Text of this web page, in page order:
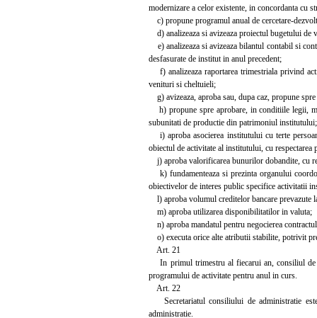
modernizare a celor existente, in concordanta cu
c) propune programul anual de cercetare-
d) analizeaza si avizeaza proiectul bugetului de
e) analizeaza si avizeaza bilantul contabil si
desfasurate de institut in anul precedent;
f) analizeaza raportarea trimestriala privind
venituri si cheltuieli;
g) avizeaza, aproba sau, dupa caz, propune
h) propune spre aprobare, in conditiile legii,
subunitati de productie din patrimoniul institutului;
i) aproba asocierea institutului cu terte
obiectul de activitate al institutului, cu respectarea
j) aproba valorificarea bunurilor dobandite, cu
k) fundamenteaza si prezinta organului
obiectivelor de interes public specifice activitatii
l) aproba volumul creditelor bancare prevazute
m) aproba utilizarea disponibilitatilor in valuta;
n) aproba mandatul pentru negocierea
o) executa orice alte atributii stabilite, potrivit
Art. 21
In primul trimestru al fiecarui an, consiliul de
programului de activitate pentru anul in curs.
Art. 22
Secretariatul consiliului de administratie
administratie.